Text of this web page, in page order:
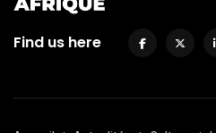
Find us here